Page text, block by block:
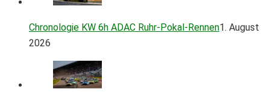
Chronologie KW 6h ADAC Ruhr-Pokal-Rennen1. August
2026